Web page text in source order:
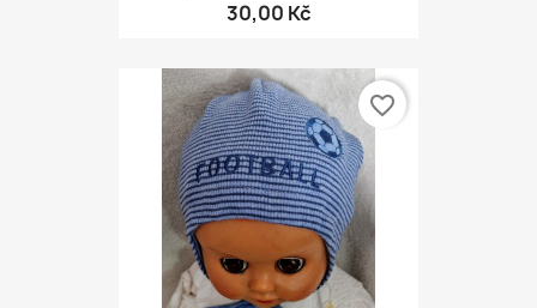
30,00 Kč
favorite_border